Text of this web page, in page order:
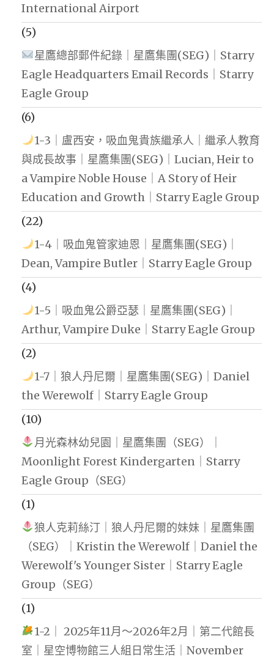
International Airport
(5)
星鷹總部郵件紀錄｜星鷹集團(SEG)｜Starry
Eagle Headquarters Email Records｜Starry
Eagle Group
(6)
1-3｜盧西安，吸血鬼貴族繼承人｜繼承人教育
與成長故事｜星鷹集團(SEG)｜Lucian, Heir to
a Vampire Noble House｜A Story of Heir
Education and Growth｜Starry Eagle Group
(22)
1-4｜吸血鬼管家迪恩｜星鷹集團(SEG)｜
Dean, Vampire Butler｜Starry Eagle Group
(4)
1-5｜吸血鬼公爵亞瑟｜星鷹集團(SEG)｜
Arthur, Vampire Duke｜Starry Eagle Group
(2)
1-7｜狼人丹尼爾｜星鷹集團(SEG)｜Daniel
the Werewolf｜Starry Eagle Group
(10)
月光森林幼兒園｜星鷹集團（SEG）｜
Moonlight Forest Kindergarten｜Starry
Eagle Group（SEG）
(1)
狼人克莉絲汀｜狼人丹尼爾的妹妹｜星鷹集團
（SEG）｜Kristin the Werewolf｜Daniel the
Werewolf's Younger Sister｜Starry Eagle
Group（SEG）
(1)
1-2｜ 2025年11月～2026年2月｜第二代館長
室｜星空博物館三人組日常生活｜November